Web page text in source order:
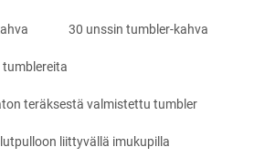
30 unssin tumbler-kahva
tumblereita
teräksestä valmistettu tumbler
liittyvällä imukupilla